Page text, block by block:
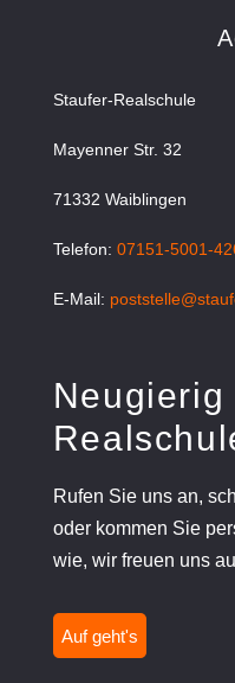
Staufer-Realschule
Mayenner Str. 32
71332 Waiblingen
Telefon: 07151-5001-
E-Mail:
Neugierig
Rufen Sie uns an,
oder kommen Sie
wie, wir freuen uns
Auf geht's